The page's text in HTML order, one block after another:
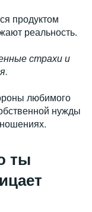
продуктом
реальность.
страхи и
любимого
нужды
ты